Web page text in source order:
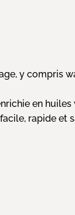
y compris
en
rapide et